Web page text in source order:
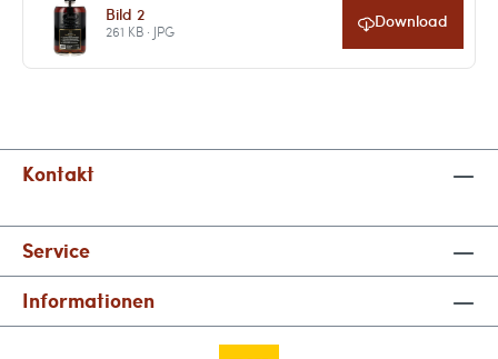
Bild 2
261 KB · JPG Download
Kontakt
Service
Informationen